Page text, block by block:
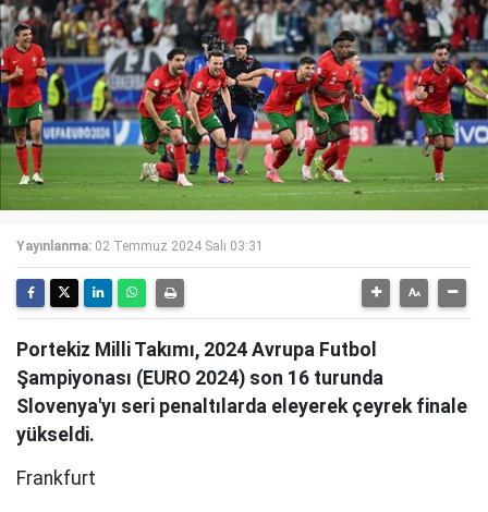
Yayınlanma: 02 Temmuz 2024 Salı 03:31
Portekiz Milli Takımı, 2024 Avrupa Futbol
Şampiyonası (EURO 2024) son 16 turunda
Slovenya'yı seri penaltılarda eleyerek çeyrek finale
yükseldi.
Frankfurt